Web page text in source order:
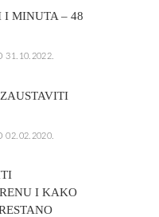
I MINUTA – 48
31.10.2022.
02.02.2020.
I KAKO